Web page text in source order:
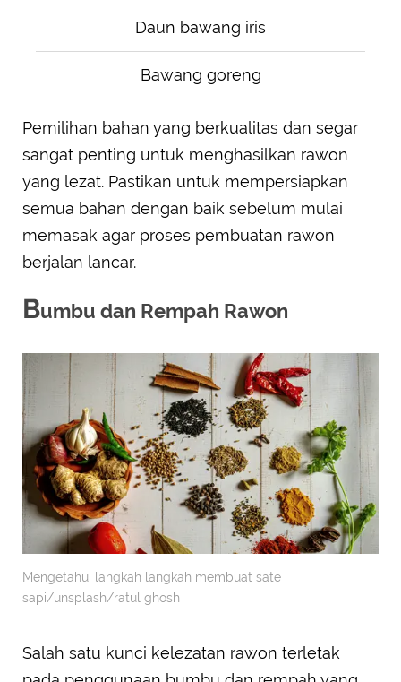
Daun bawang iris
Bawang goreng
Pemilihan bahan yang berkualitas dan segar
sangat penting untuk menghasilkan rawon
yang lezat. Pastikan untuk mempersiapkan
semua bahan dengan baik sebelum mulai
memasak agar proses pembuatan rawon
berjalan lancar.
Bumbu dan Rempah Rawon
Mengetahui langkah langkah membuat sate
sapi/unsplash/ratul ghosh
Salah satu kunci kelezatan rawon terletak